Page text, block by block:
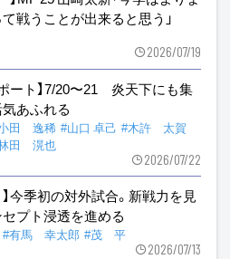
戦うことが出来ると思う」
2026/07/19
ート】7/20〜21 炎天下にも集
あふれる
田 逸稀 #山口 卓己 #木許 太賀
田 滉也
2026/07/22
】今季初の対外試合。新戦力を見
プト浸透を進める
#有馬 幸太郎 #茂 平
2026/07/13